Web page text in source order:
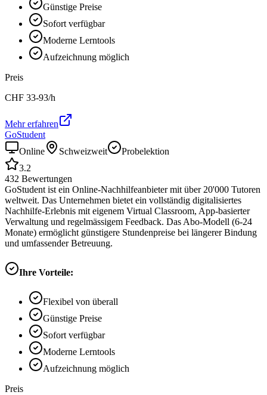
Günstige Preise
Sofort verfügbar
Moderne Lerntools
Aufzeichnung möglich
Preis
CHF 33-93/h
Mehr erfahren
GoStudent
Online
Schweizweit
Probelektion
3.2
432 Bewertungen
GoStudent ist ein Online-Nachhilfeanbieter mit über 20'000 Tutoren
weltweit. Das Unternehmen bietet ein vollständig digitalisiertes
Nachhilfe-Erlebnis mit eigenem Virtual Classroom, App-basierter
Verwaltung und regelmässigem Feedback. Das Abo-Modell (6-24
Monate) ermöglicht günstigere Stundenpreise bei längerer Bindung
und umfassender Betreuung.
Ihre Vorteile:
Flexibel von überall
Günstige Preise
Sofort verfügbar
Moderne Lerntools
Aufzeichnung möglich
Preis